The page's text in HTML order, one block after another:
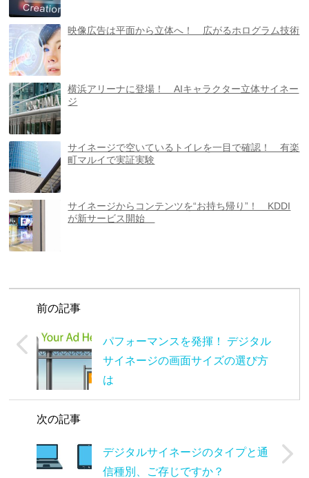
映像広告は平面から立体へ！ 広がるホログラム技術
横浜アリーナに登場！ AIキャラクター立体サイネー
ジ
サイネージで空いているトイレを一目で確認！ 有楽
町マルイで実証実験
サイネージからコンテンツを“お持ち帰り”！ KDDI
が新サービス開始
前の記事
パフォーマンスを発揮！ デジタル
サイネージの画面サイズの選び方
は
次の記事
デジタルサイネージのタイプと通
信種別、ご存じですか？